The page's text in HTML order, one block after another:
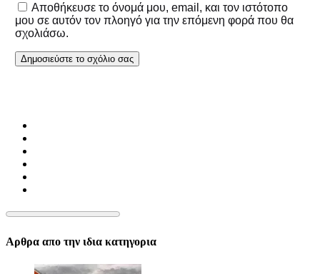
Αποθήκευσε το όνομά μου, email, και τον ιστότοπο
μου σε αυτόν τον πλοηγό για την επόμενη φορά που θα
σχολιάσω.
Αρθρα απο την ιδια κατηγορια